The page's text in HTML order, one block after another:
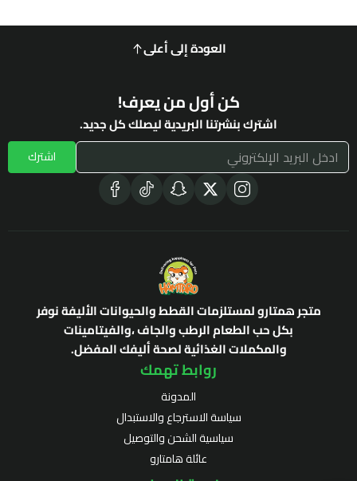
العودة إلى أعلى
كن أول من يعرف!
اشترك بنشرتنا البريدية ليصلك كل جديد.
اشترك
متجر همتارو لمستلزمات القطط والحيوانات الأليفة نوفر
بكل حب الطعام الرطب والجاف ،والفيتامينات
والمكملات الغذائية لصحة أليفك المفضل.
روابط تهمك
المدونة
سياسة الاسترجاع والاستبدال
سياسية الشحن والتوصيل
عائلة هامتارو